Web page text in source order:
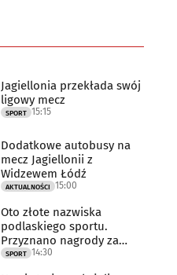
Jagiellonia przekłada swój
ligowy mecz
SPORT 15:15
Dodatkowe autobusy na
mecz Jagiellonii z
Widzewem Łódź
AKTUALNOŚCI 15:00
Oto złote nazwiska
podlaskiego sportu.
Przyznano nagrody za
2025 rok
SPORT 14:30